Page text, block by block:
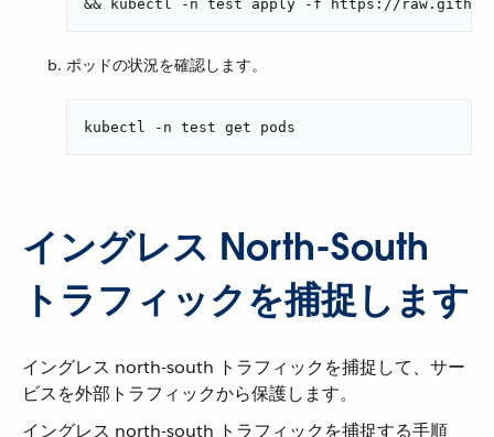
&& kubectl -n test apply -f https://
ポッドの状況を確認します。
kubectl -n test get pods
イングレス North-South
トラフィックを捕捉します
イングレス north-south トラフィックを捕捉して、サー
ビスを外部トラフィックから保護します。
イングレス north-south トラフィックを捕捉する手順